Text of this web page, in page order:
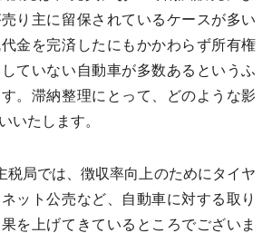
り主に留保されているケースが多い
金を完済したにもかかわらず所有権
ていない自動車が多数あるというふ
。滞納整理にとって、どのような影
いたします。
局では、徴収率向上のためにタイヤ
ット公売など、自動車に対する取り
を上げてきているところでございま